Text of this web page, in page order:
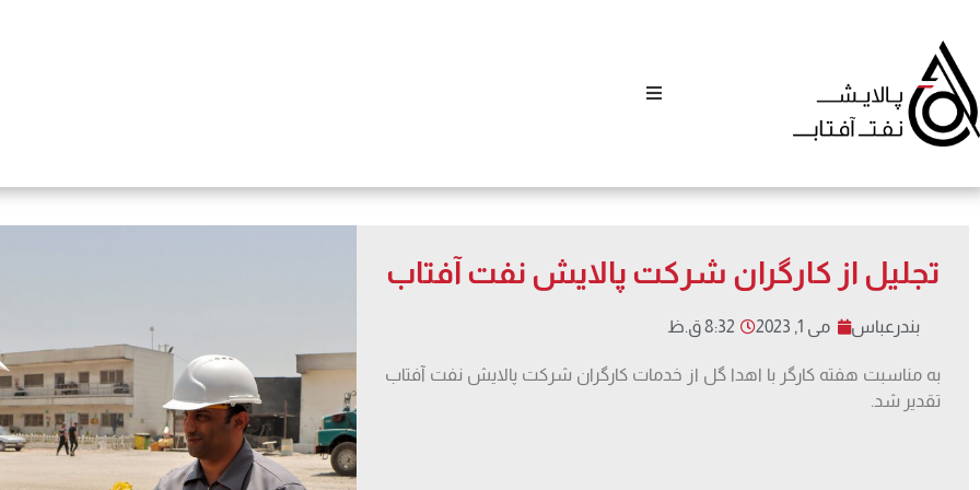
تجلیل از کارگران شرکت پالایش نفت آفتاب
بندرعباس می 1, 2023 8:32 ق.ظ
به مناسبت هفته کارگر با اهدا گل از خدمات کارگران شرکت پالایش نفت آفتاب
تقدیر شد.